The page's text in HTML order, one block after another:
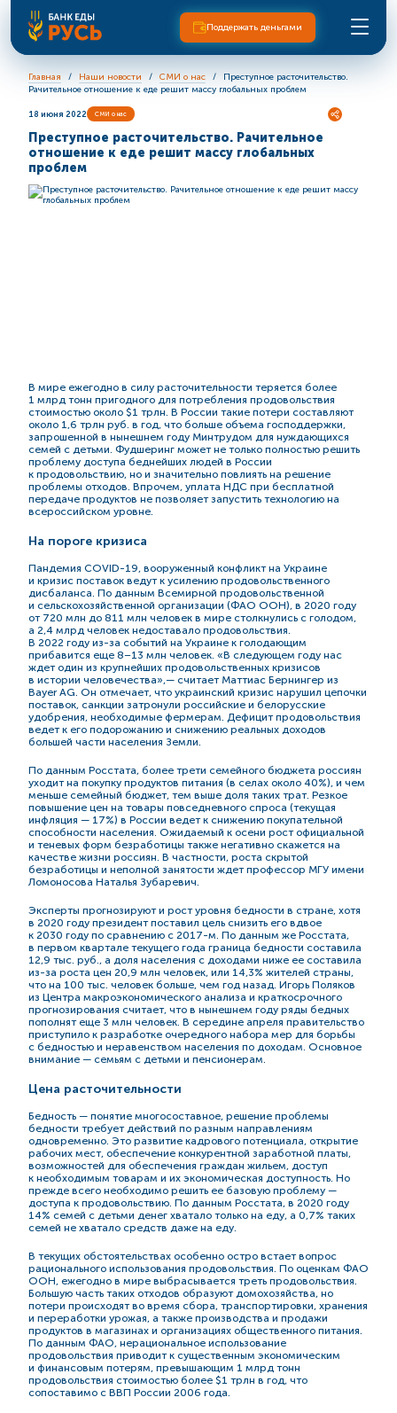
Поддержать деньгами
Главная Наши новости СМИ о нас
Преступное расточительство.
Рачительное отношение к еде решит массу глобальных проблем
18 июня 2022 СМИ о нас
Преступное расточительство. Рачительное
отношение к еде решит массу глобальных
проблем
В мире ежегодно в силу расточительности теряется более
1 млрд тонн пригодного для потребления продовольствия
стоимостью около $1 трлн. В России такие потери составляют
около 1,6 трлн руб. в год, что больше объема господдержки,
запрошенной в нынешнем году Минтрудом для нуждающихся
семей с детьми. Фудшеринг может не только полностью решить
проблему доступа беднейших людей в России
к продовольствию, но и значительно повлиять на решение
проблемы отходов. Впрочем, уплата НДС при бесплатной
передаче продуктов не позволяет запустить технологию на
всероссийском уровне.
На пороге кризиса
Пандемия COVID-19, вооруженный конфликт на Украине
и кризис поставок ведут к усилению продовольственного
дисбаланса. По данным Всемирной продовольственной
и сельскохозяйственной организации (ФАО ООН), в 2020 году
от 720 млн до 811 млн человек в мире столкнулись с голодом,
а 2,4 млрд человек недоставало продовольствия.
В 2022 году из-за событий на Украине к голодающим
прибавится еще 8–13 млн человек. «В следующем году нас
ждет один из крупнейших продовольственных кризисов
в истории человечества»,— считает Маттиас Бернингер из
Bayer AG. Он отмечает, что украинский кризис нарушил цепочки
поставок, санкции затронули российские и белорусские
удобрения, необходимые фермерам. Дефицит продовольствия
ведет к его подорожанию и снижению реальных доходов
большей части населения Земли.
По данным Росстата, более трети семейного бюджета россиян
уходит на покупку продуктов питания (в селах около 40%), и чем
меньше семейный бюджет, тем выше доля таких трат. Резкое
повышение цен на товары повседневного спроса (текущая
инфляция — 17%) в России ведет к снижению покупательной
способности населения. Ожидаемый к осени рост официальной
и теневых форм безработицы также негативно скажется на
качестве жизни россиян. В частности, роста скрытой
безработицы и неполной занятости ждет профессор МГУ имени
Ломоносова Наталья Зубаревич.
Эксперты прогнозируют и рост уровня бедности в стране, хотя
в 2020 году президент поставил цель снизить его вдвое
к 2030 году по сравнению с 2017-м. По данным же Росстата,
в первом квартале текущего года граница бедности составила
12,9 тыс. руб., а доля населения с доходами ниже ее составила
из-за роста цен 20,9 млн человек, или 14,3% жителей страны,
что на 100 тыс. человек больше, чем год назад. Игорь Поляков
из Центра макроэкономического анализа и краткосрочного
прогнозирования считает, что в нынешнем году ряды бедных
пополнят еще 3 млн человек. В середине апреля правительство
приступило к разработке очередного набора мер для борьбы
с бедностью и неравенством населения по доходам. Основное
внимание — семьям с детьми и пенсионерам.
Цена расточительности
Бедность — понятие многосоставное, решение проблемы
бедности требует действий по разным направлениям
одновременно. Это развитие кадрового потенциала, открытие
рабочих мест, обеспечение конкурентной заработной платы,
возможностей для обеспечения граждан жильем, доступ
к необходимым товарам и их экономическая доступность. Но
прежде всего необходимо решить ее базовую проблему —
доступа к продовольствию. По данным Росстата, в 2020 году
14% семей с детьми денег хватало только на еду, а 0,7% таких
семей не хватало средств даже на еду.
В текущих обстоятельствах особенно остро встает вопрос
рационального использования продовольствия. По оценкам ФАО
ООН, ежегодно в мире выбрасывается треть продовольствия.
Большую часть таких отходов образуют домохозяйства, но
потери происходят во время сбора, транспортировки, хранения
и переработки урожая, а также производства и продажи
продуктов в магазинах и организациях общественного питания.
По данным ФАО, нерациональное использование
продовольствия приводит к существенным экономическим
и финансовым потерям, превышающим 1 млрд тонн
продовольствия стоимостью более $1 трлн в год, что
сопоставимо с ВВП России 2006 года.